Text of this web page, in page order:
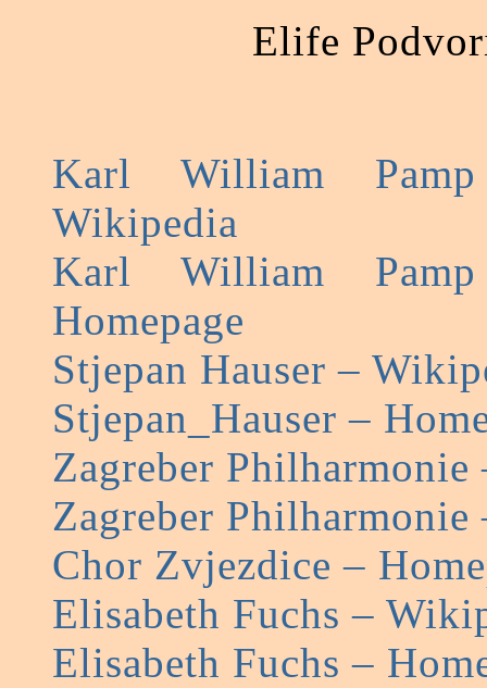
Elife
Karl William
Wikipedia
Karl William
Homepage
Stjepan Hauser –
Stjepan_Hauser –
Zagreber
Zagreber Philharmonie
Chor Zvjezdice –
Elisabeth Fuchs –
Elisabeth Fuchs –